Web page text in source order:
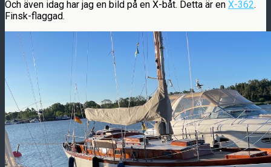
Och även idag har jag en bild på en X-båt. Detta är en X-362.
Finsk-flaggad.